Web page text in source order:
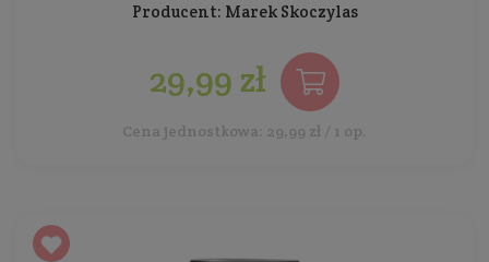
Producent: Marek Skoczylas
29,99 zł
Cena jednostkowa: 29,99 zł / 1 op.